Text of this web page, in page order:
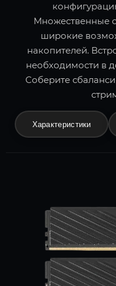
Множественные
широкие
накопителей.
необходимости в
Соберите
Характеристики